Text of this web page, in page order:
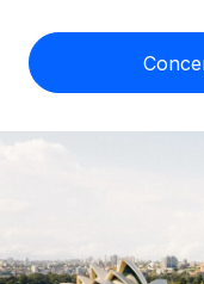
cumpliendo la
Comparador
Compáranos
Soluciones
empresas en
cualquier país.
APRENDIZAJE
English
Nederlands